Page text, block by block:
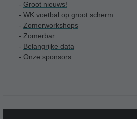
- Groot nieuws!
- WK voetbal op groot scherm
- Zomerworkshops
- Zomerbar
- Belangrijke data
- Onze sponsors